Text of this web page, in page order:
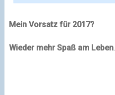
Mein Vorsatz für 2017?
Wieder mehr Spaß am Leben.